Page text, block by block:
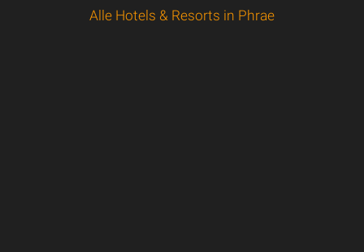
Alle Hotels & Resorts in Phrae